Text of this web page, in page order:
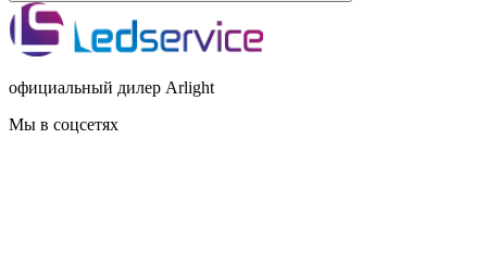
официальный дилер Arlight
Мы в соцсетях